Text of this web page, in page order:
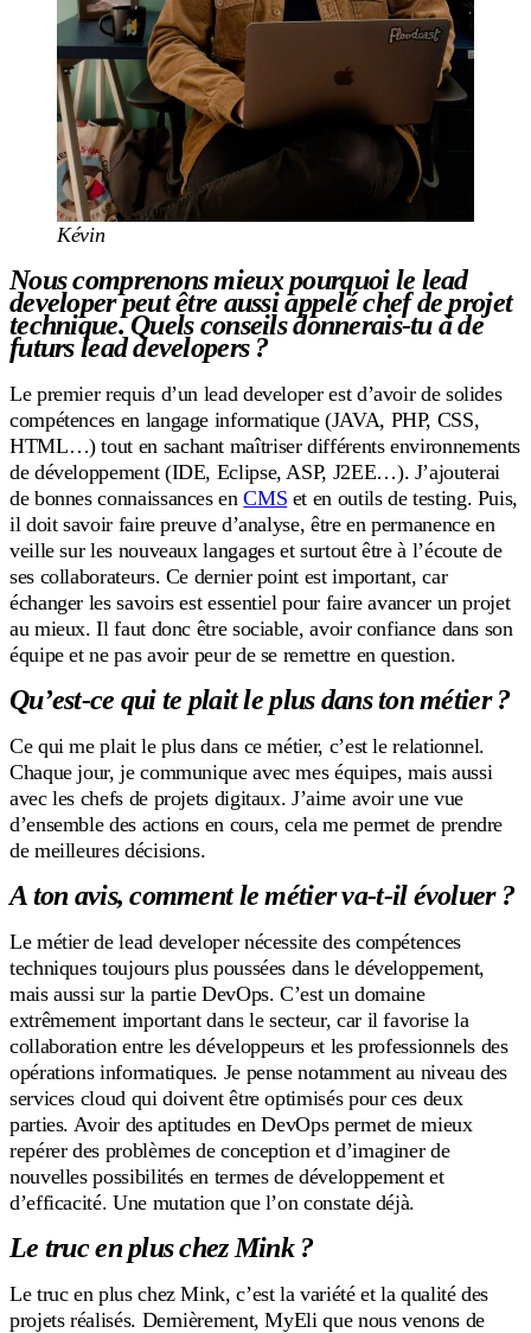
Kévin
Nous comprenons mieux pourquoi le lead
developer peut être aussi appelé chef de projet
technique. Quels conseils donnerais-tu à de
futurs lead developers ?
Le premier requis d’un lead developer est d’avoir de solides
compétences en langage informatique (JAVA, PHP, CSS,
HTML…) tout en sachant maîtriser différents environnements
de développement (IDE, Eclipse, ASP, J2EE…). J’ajouterai
de bonnes connaissances enCMS et en outils de testing. Puis,
il doit savoir faire preuve d’analyse, être en permanence en
veille sur les nouveaux langages et surtout être à l’écoute de
ses collaborateurs. Ce dernier point est important, car
échanger les savoirs est essentiel pour faire avancer un projet
au mieux. Il faut donc être sociable, avoir confiance dans son
équipe et ne pas avoir peur de se remettre en question.
Qu’est-ce qui te plait le plus dans ton métier ?
Ce qui me plait le plus dans ce métier, c’est le relationnel.
Chaque jour, je communique avec mes équipes, mais aussi
avec les chefs de projets digitaux. J’aime avoir une vue
d’ensemble des actions en cours, cela me permet de prendre
de meilleures décisions.
A ton avis, comment le métier va-t-il évoluer ?
Le métier de lead developer nécessite des compétences
techniques toujours plus poussées dans le développement,
mais aussi sur la partie DevOps. C’est un domaine
extrêmement important dans le secteur, car il favorise la
collaboration entre les développeurs et les professionnels des
opérations informatiques. Je pense notamment au niveau des
services cloud qui doivent être optimisés pour ces deux
parties. Avoir des aptitudes en DevOps permet de mieux
repérer des problèmes de conception et d’imaginer de
nouvelles possibilités en termes de développement et
d’efficacité. Une mutation que l’on constate déjà.
Le truc en plus chez Mink ?
Le truc en plus chez Mink, c’est la variété et la qualité des
projets réalisés. Dernièrement, MyEli que nous venons de